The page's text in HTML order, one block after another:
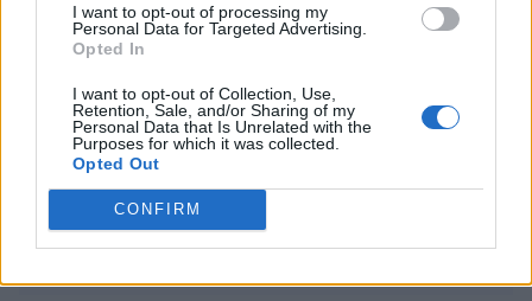
I want to opt-out of processing my
Personal Data for Targeted Advertising.
Opted In
I want to opt-out of Collection, Use,
Retention, Sale, and/or Sharing of my
Personal Data that Is Unrelated with the
Purposes for which it was collected.
Opted Out
CONFIRM
BFX vs
1 maja
GEN